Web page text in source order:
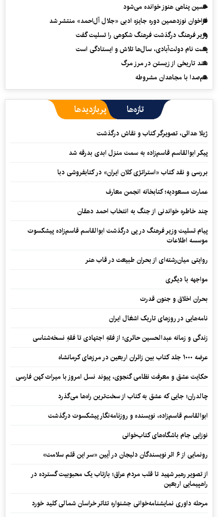
حسین پناهی هنوز خوانده می‌شود
فراخوان نوزدهمین دوره جایزه ادبی «جلال آل‌احمد» منتشر شد
وزیر فرهنگ درگذشت فرهنگ شکوهی را تسلیت گفت
پشت نام دولت‌آبادی، سال‌ها تلاش و ایستادگی است
سند تاریخی از زیستن در مرز مرگ
هم‌صدا با مجاهدان مشروطه
تازه‌ها پربازدیدها
ژیلا هدائی، تصویرگر کتاب و نقاش درگذشت
پیکر ابوالقاسم قاسم‌زاده به سمت منزل ابدی بدرقه شد
بررسی و نقد کتاب «استراتژی کلان ایران» در کتابفروشی دبا
عمارت مسعودیه؛ کتابخانه انجمن معارف
چند خاطره خواندنی از جنگ به انتخاب احمد دهقان
پیام تسلیت وزیر فرهنگ در پی درگذشت ابوالقاسم قاسم‌زاده پیشکسوت
موسسه اطلاعات
روایتی میان‌رشته‌ای از بحران طبیعت در قاب هنر
مواجهه با دیگری
بحران اخلاق و جنون قدرت
نامه‌هایی در روزهای تاریک اشغال ایران
زندگی و زمانه عبدالحسین حائری؛ از فقهِ اجتهادی تا فقهِ نسخه‌شناسی
عرضه ۱۰۰۰ جلد کتاب بین زائران اربعین در مرزهای کرمانشاه
حکایت عشق و معرفت نظامی گنجوی، پیوند نسل امروز با میراث کهن فارسی
چالدران؛ جایی که عشق به کتاب از سخت‌ترین راه‌ها می‌گذرد
ابوالقاسم قاسم‌زاده، نویسنده و روزنامه‌نگار پیشکسوت درگذشت
نوزایی جام باشگاه‌های کتاب‌خوانی
رونمایی از ۶ اثر نویسندگان دلیجان در آیین «سر این قلم سلامت»
از تصویر رهبر شهید تا قلب مردم عراق؛ بازتاب یک محبوبیت گسترده در
راهپیمایی اربعین
مرحله داوری نمایشنامه‌خوانی جشنواره تئاتر خراسان شمالی کلید خورد